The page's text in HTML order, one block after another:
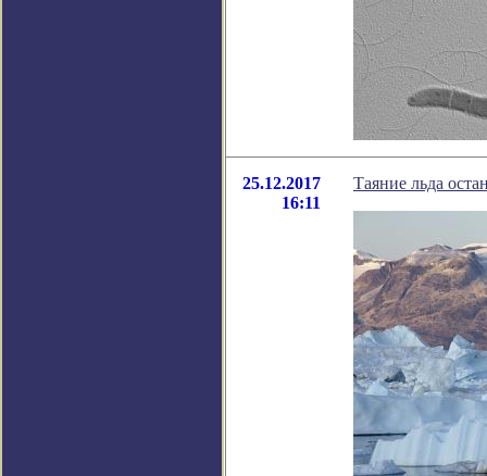
25.12.2017
16:11
Таяние льда